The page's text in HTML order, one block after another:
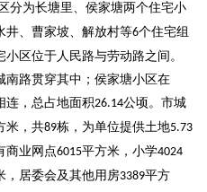
分为长塘里、侯家塘两个住宅小
井、曹家坡、解放村等6个住宅组
区位于人民路与劳动路之间。
南路贯穿其中；侯家塘小区在
连，总占地面积26.14公顷。市城
米，共89栋，为单位提供土地5.73
商业网点6015平方米，小学4024
，居委会及其他用房3389平方